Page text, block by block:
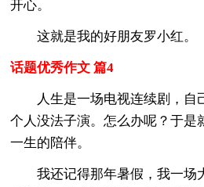
开心。
这就是我的好朋友罗小红。
话题优秀作文 篇4
人生是一场电视连续剧，自
个人没法子演。怎么办呢？于是
一生的陪伴。
我还记得那年暑假，我一场